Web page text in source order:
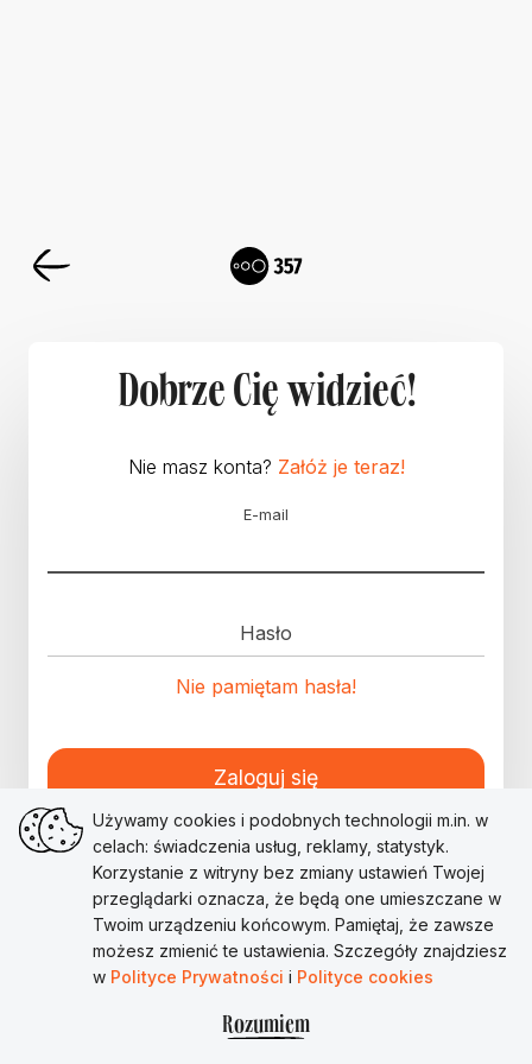
Dobrze Cię widzieć!
Nie masz konta? Załóż je teraz!
E-mail
Hasło
Nie pamiętam hasła!
Zaloguj się
Używamy cookies i podobnych technologii m.in. w
celach: świadczenia usług, reklamy, statystyk.
Korzystanie z witryny bez zmiany ustawień Twojej
przeglądarki oznacza, że będą one umieszczane w
Twoim urządzeniu końcowym. Pamiętaj, że zawsze
możesz zmienić te ustawienia. Szczegóły znajdziesz
w Polityce Prywatności i Polityce cookies
Rozumiem